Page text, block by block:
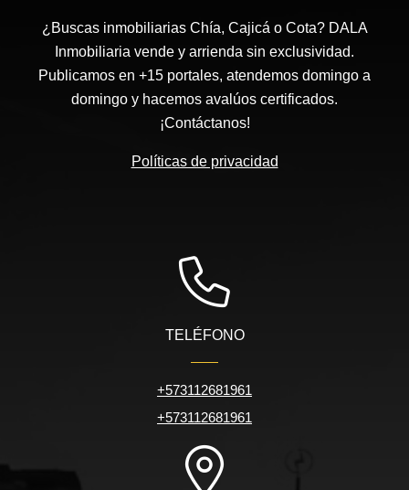
¿Buscas inmobiliarias Chía, Cajicá o Cota? DALA
Inmobiliaria vende y arrienda sin exclusividad.
Publicamos en +15 portales, atendemos domingo a
domingo y hacemos avalúos certificados.
¡Contáctanos!
Políticas de privacidad
TELÉFONO
+573112681961
+573112681961